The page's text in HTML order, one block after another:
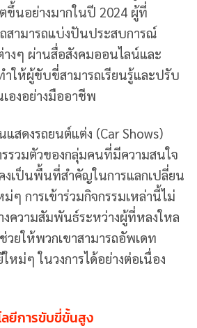
ขึ้นอย่างมากในปี 2024 ผู้ที่
สามารถแบ่งปันประสบการณ์
งๆ ผ่านสื่อสังคมออนไลน์และ
ำให้ผู้ขับขี่สามารถเรียนรู้และปรับ
องอย่างมืออาชีพ
สดงรถยนต์แต่ง (Car Shows)
รวมตัวของกลุ่มคนที่มีความสนใจ
คงเป็นพื้นที่สำคัญในการแลกเปลี่ยน
ๆ การเข้าร่วมกิจกรรมเหล่านี้ไม่
งความสัมพันธ์ระหว่างผู้ที่หลงใหล
วยให้พวกเขาสามารถอัพเดท
หม่ๆ ในวงการได้อย่างต่อเนื่อง
ยีการขับขี่ขั้นสูง